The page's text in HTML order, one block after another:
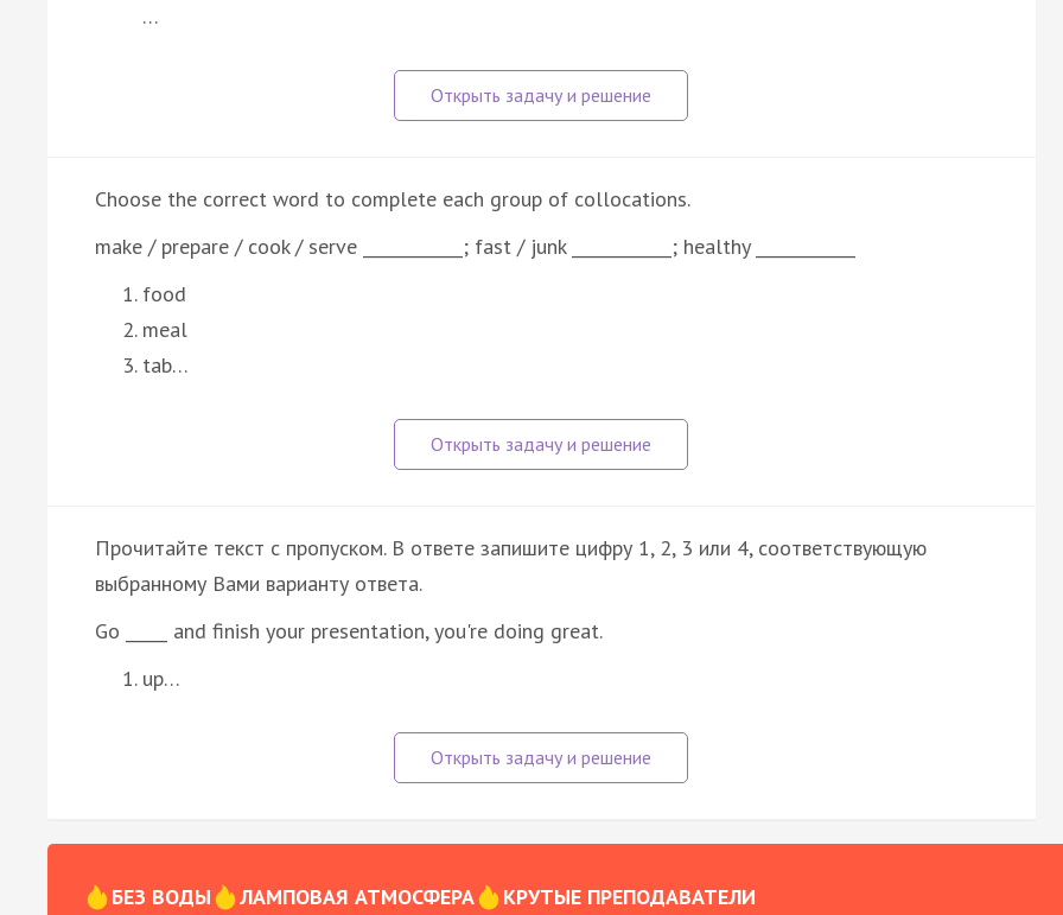
…
Choose the correct word to complete each group of collocations.
make / prepare / cook / serve ____________; fast / junk ____________; healthy ____________
food
meal
tab…
Прочитайте текст с пропуском. В ответе запишите цифру 1, 2, 3 или 4, соответствующую
выбранному Вами варианту ответа.
Go _____ and finish your presentation, you're doing great.
up…
БЕЗ ВОДЫ ЛАМПОВАЯ АТМОСФЕРА КРУТЫЕ ПРЕПОДАВАТЕЛИ